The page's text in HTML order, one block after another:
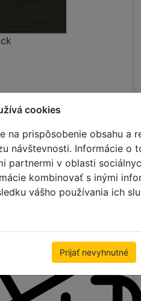
cookies
na prispôsobenie obsahu a
návštevnosti. Informácie o
partnermi v oblasti
kombinovať s inými
vášho používania ich
Prijať nevyhnutné